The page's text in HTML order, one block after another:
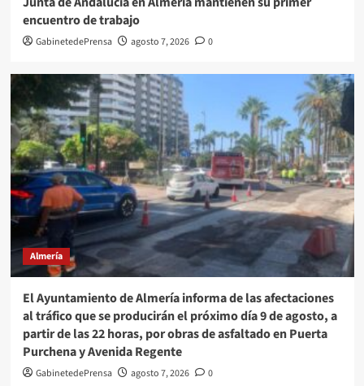
encuentro de trabajo
GabinetedePrensa agosto 7, 2026 0
Almería
El Ayuntamiento de Almería informa de las afectaciones
al tráfico que se producirán el próximo día 9 de agosto, a
partir de las 22 horas, por obras de asfaltado en Puerta
Purchena y Avenida Regente
GabinetedePrensa agosto 7, 2026 0